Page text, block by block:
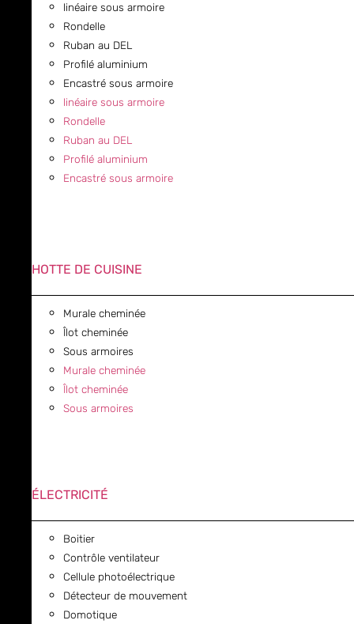
linéaire sous armoire
Rondelle
Ruban au DEL
Profilé aluminium
Encastré sous armoire
linéaire sous armoire
Rondelle
Ruban au DEL
Profilé aluminium
Encastré sous armoire
HOTTE DE CUISINE
Murale cheminée
Îlot cheminée
Sous armoires
Murale cheminée
Îlot cheminée
Sous armoires
ÉLECTRICITÉ
Boitier
Contrôle ventilateur
Cellule photoélectrique
Détecteur de mouvement
Domotique